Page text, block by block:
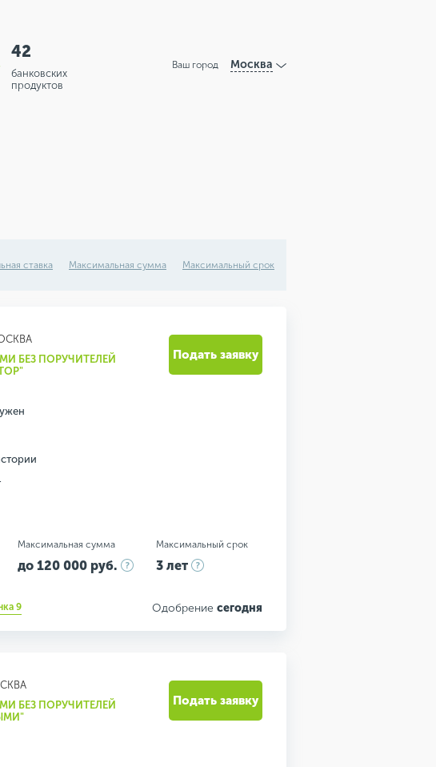
42
банковских
продуктов
Ваш город Москва
ставка Максимальная сумма Максимальный срок
БЕЗ ПОРУЧИТЕЛЕЙ
Максимальная сумма
до 120 000 руб.
Максимальный срок
3 лет
9 Одобрение сегодня
Подать заявку
БЕЗ ПОРУЧИТЕЛЕЙ
Подать заявку